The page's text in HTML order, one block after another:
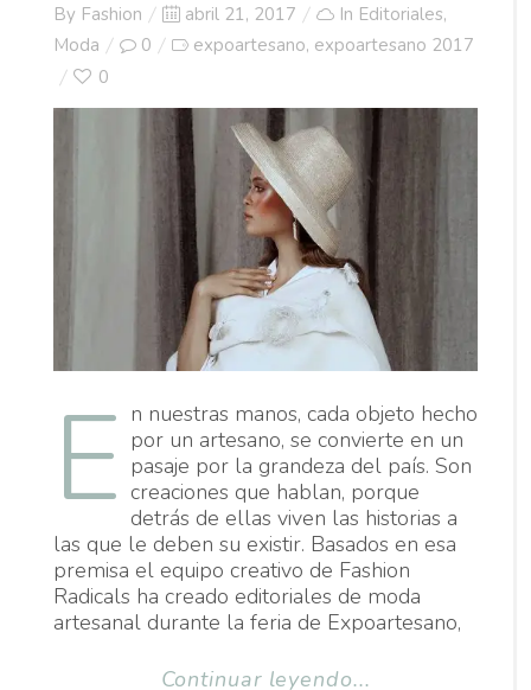
By Fashion
Posted
on
abril 21, 2017 In Editoriales,
Moda
0 expoartesano, expoartesano 2017
0
E n nuestras manos, cada objeto hecho
por un artesano, se convierte en un
pasaje por la grandeza del país. Son
creaciones que hablan, porque
detrás de ellas viven las historias a
las que le deben su existir. Basados en esa
premisa el equipo creativo de Fashion
Radicals ha creado editoriales de moda
artesanal durante la feria de Expoartesano,
Continuar leyendo...